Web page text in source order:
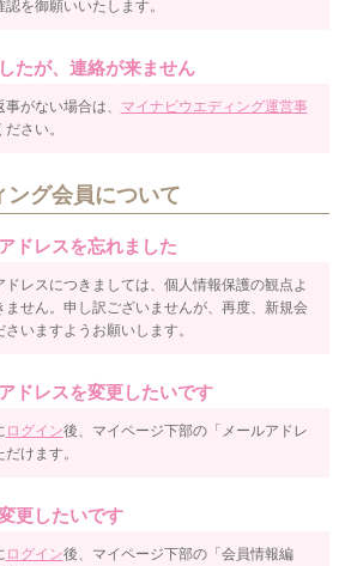
を御願いいたします。
たが、連絡が来ません
がない場合は、
マイナビウエディング運営事
さい。
ング会員について
ドレスを忘れました
レスにつきましては、個人情報保護の観点よ
ません。申し訳ございませんが、再度、新規会
いますようお願いします。
ドレスを変更したいです
ログイン後、マイページ下部の「メールアドレ
けます。
更したいです
ログイン後、マイページ下部の「会員情報編